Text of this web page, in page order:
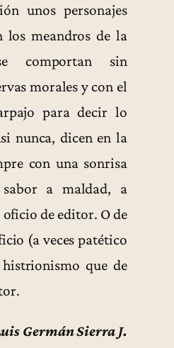
unos personajes
los meandros de la
comportan sin
morales y con el
para decir lo
nunca, dicen en la
con una sonrisa
a maldad, a
de editor. O de
(a veces patético
que de
Germán Sierra J.